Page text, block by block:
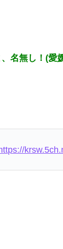
名無し！(愛